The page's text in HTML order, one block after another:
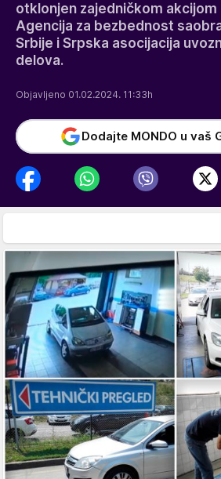
otklonjen zajedničkom akcijom
Agencija za bezbednost
Srbije i Srpska asocijacija
delova.
Objavljeno 01.02.2024. 11:33h
Dodajte MONDO u vaš